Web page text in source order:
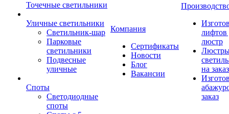
Точечные светильники
Уличные светильники
Светильник-шар
Парковые
светильники
Подвесные
уличные
Споты
Светодиодные
споты
Компания
Сертификаты
Новости
Блог
Вакансии
лифтов
люстр
на заказ
заказ